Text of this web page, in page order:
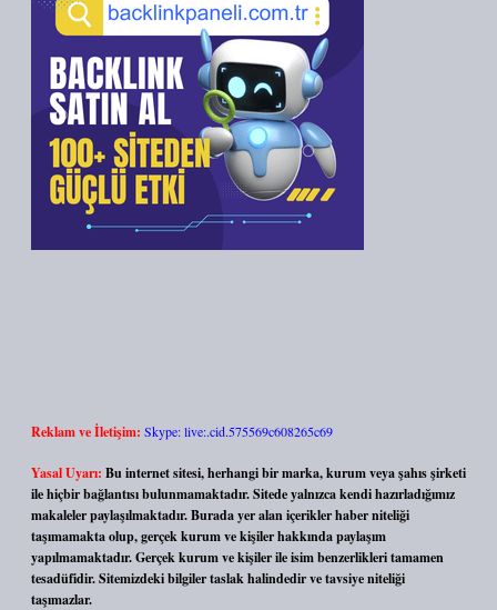
Reklam ve İletişim: Skype: live:.cid.575569c608265c69
Yasal Uyarı: Bu internet sitesi, herhangi bir marka, kurum veya şahıs şirketi
ile hiçbir bağlantısı bulunmamaktadır. Sitede yalnızca kendi hazırladığımız
makaleler paylaşılmaktadır. Burada yer alan içerikler haber niteliği
taşımamakta olup, gerçek kurum ve kişiler hakkında paylaşım
yapılmamaktadır. Gerçek kurum ve kişiler ile isim benzerlikleri tamamen
tesadüfidir. Sitemizdeki bilgiler taslak halindedir ve tavsiye niteliği
taşımazlar.